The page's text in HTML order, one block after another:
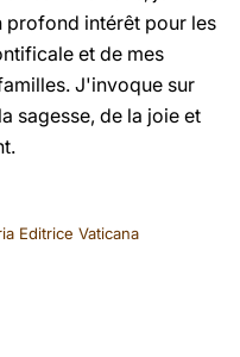
profond intérêt pour les
et de mes
J'invoque sur
sagesse, de la joie et
Editrice Vaticana